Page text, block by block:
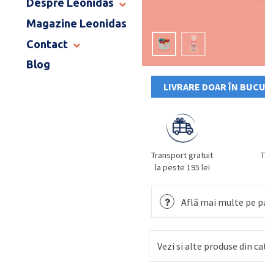
END OF SCHOOL
Despre Leonidas
POVESTEA LEONIDAS
CATALOG PAȘTE 2026
Magazine Leonidas
Contact
MAGAZINE LEONIDAS
Blog
LIVRARE DOAR ÎN
Transport gratuit
la peste 195 lei
Află mai multe pe
Vezi si alte produse din